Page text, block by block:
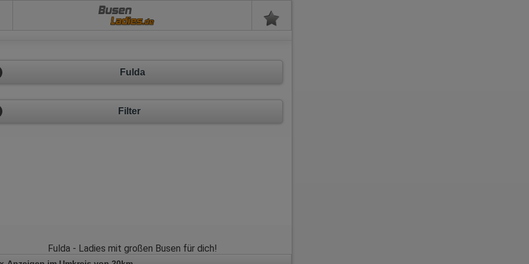
Busen
Fulda
Filter
Fulda - Ladies mit großen Busen für dich!